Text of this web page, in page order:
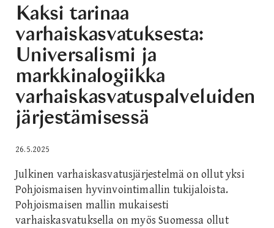
Kaksi tarinaa
varhaiskasvatuksesta:
Universalismi ja
markkinalogiikka
varhaiskasvatuspalveluiden
järjestämisessä
26.5.2025
Julkinen varhaiskasvatusjärjestelmä on ollut yksi
Pohjoismaisen hyvinvointimallin tukijaloista.
Pohjoismaisen mallin mukaisesti
varhaiskasvatuksella on myös Suomessa ollut